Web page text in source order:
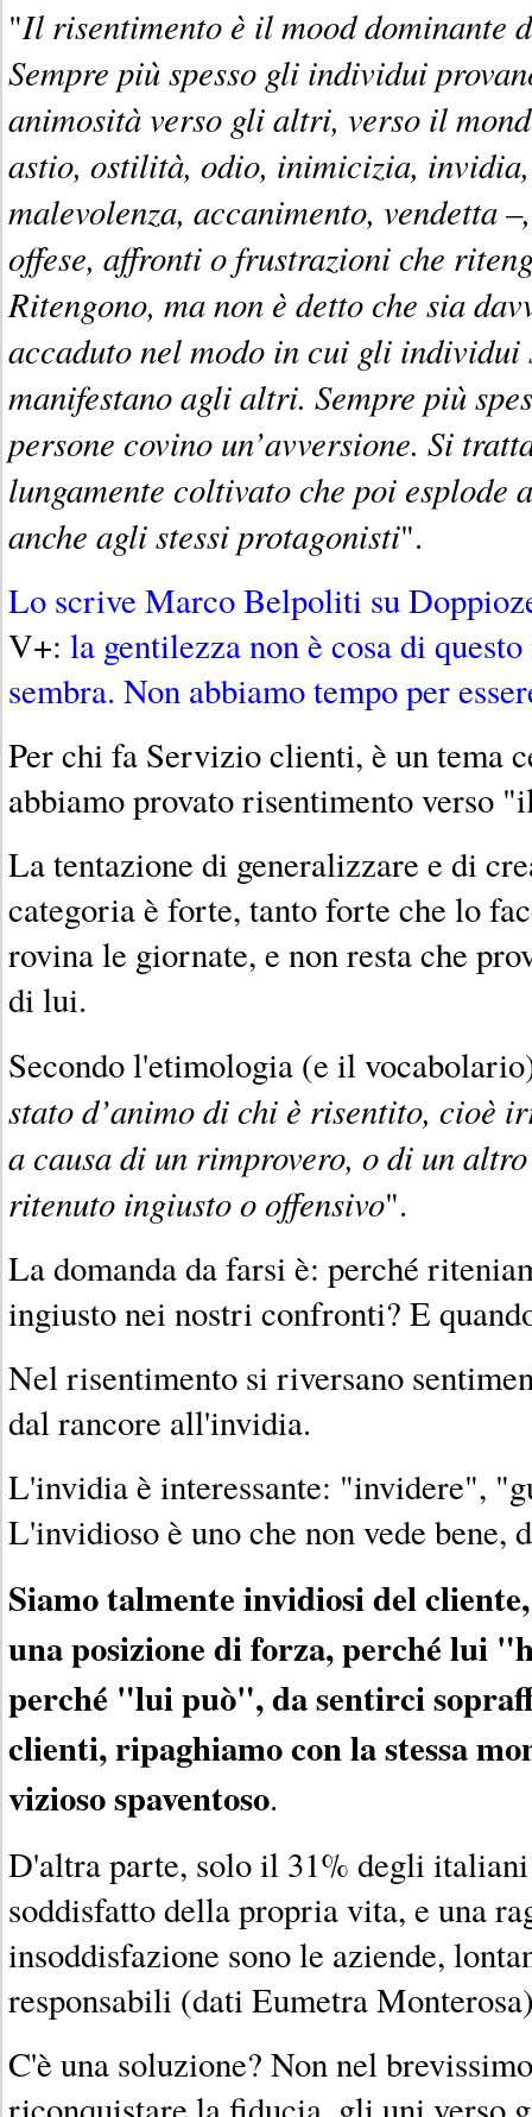
"Il risentimento è il mood dominante
Sempre più spesso gli individui
animosità verso gli altri, verso il
astio, ostilità, odio, inimicizia,
malevolenza, accanimento, vendetta
offese, affronti o frustrazioni che
Ritengono, ma non è detto che sia
accaduto nel modo in cui gli individui
manifestano agli altri. Sempre più
persone covino un’avversione. Si
lungamente coltivato che poi esplode
anche agli stessi protagonisti".
Lo scrive Marco Belpoliti su
V+: la gentilezza non è cosa di
sembra. Non abbiamo tempo per
Per chi fa Servizio clienti, è un tema
abbiamo provato risentimento verso
La tentazione di generalizzare e di
categoria è forte, tanto forte che lo
rovina le giornate, e non resta che
di lui.
Secondo l'etimologia (e il
stato d’animo di chi è risentito, cioè
a causa di un rimprovero, o di un
ritenuto ingiusto o offensivo".
La domanda da farsi è: perché
ingiusto nei nostri confronti? E
Nel risentimento si riversano
dal rancore all'invidia.
L'invidia è interessante: "invidere",
L'invidioso è uno che non vede bene,
Siamo talmente invidiosi del
una posizione di forza, perché lui
perché "lui può", da sentirci
clienti, ripaghiamo con la stessa
vizioso spaventoso.
D'altra parte, solo il 31% degli
soddisfatto della propria vita, e una
insoddisfazione sono le aziende,
responsabili (dati Eumetra
C'è una soluzione? Non nel